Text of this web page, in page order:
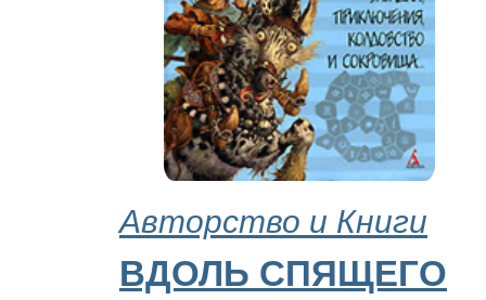
Авторство и Книги
ВДОЛЬ СПЯЩЕГО